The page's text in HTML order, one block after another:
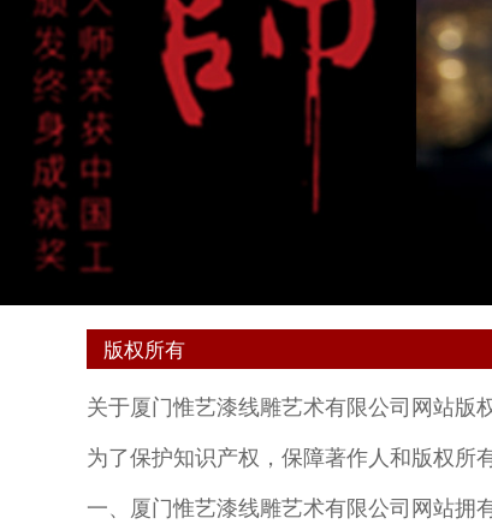
版权所有
关于厦门惟艺漆线雕艺术有限公司网站版
为了保护知识产权，保障著作人和版权所
一、厦门惟艺漆线雕艺术有限公司网站拥